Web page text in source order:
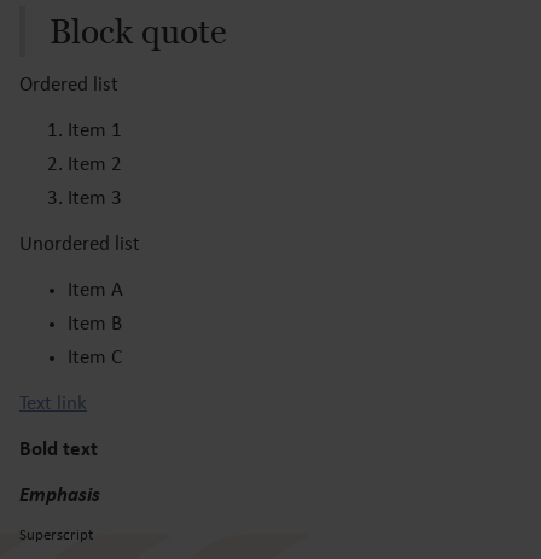
Block quote
Ordered list
Item 1
Item 2
Item 3
Unordered list
Item A
Item B
Item C
Text link
Bold text
Emphasis
Superscript